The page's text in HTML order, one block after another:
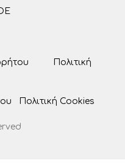
Πολιτική
Πολιτική Cookies